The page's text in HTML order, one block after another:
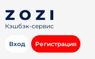
Кэшбэк-сервис
Вход Регистрация